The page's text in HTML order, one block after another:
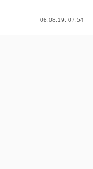
08.08.19. 07:54